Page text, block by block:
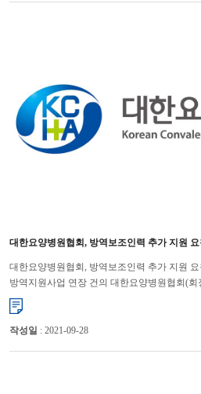
대한요양병원협회, 방역보조인력 추가 지원 요
대한요양병원협회, 방역보조인력 추가 지원
방역지원사업 연장 건의 대한요양병원협회(
대유행으로 요양병원들이 방역에 어려움을 겪
작성일 : 2021-09-28